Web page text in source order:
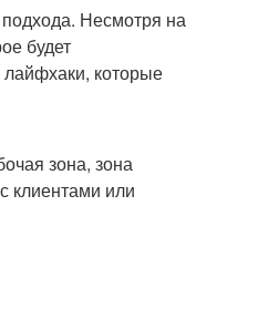
Несмотря на
будет
которые
зона, зона
клиентами или